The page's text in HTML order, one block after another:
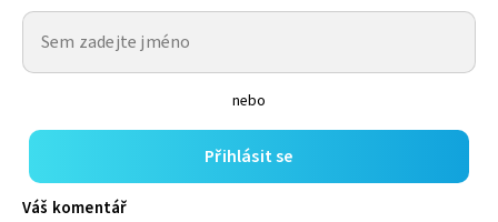
nebo
Přihlásit se
Váš komentář